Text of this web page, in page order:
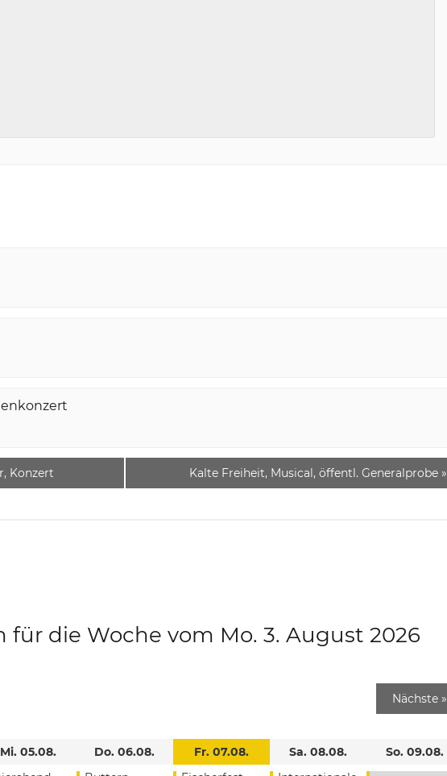
Konzert Kalte Freiheit, Musical, öffentl. Generalprobe »
für die Woche vom Mo. 3. August 2026
Nächste »
Mi. 05.08.
Do. 06.08.
Fr. 07.08.
Sa. 08.08.
So. 09.08.